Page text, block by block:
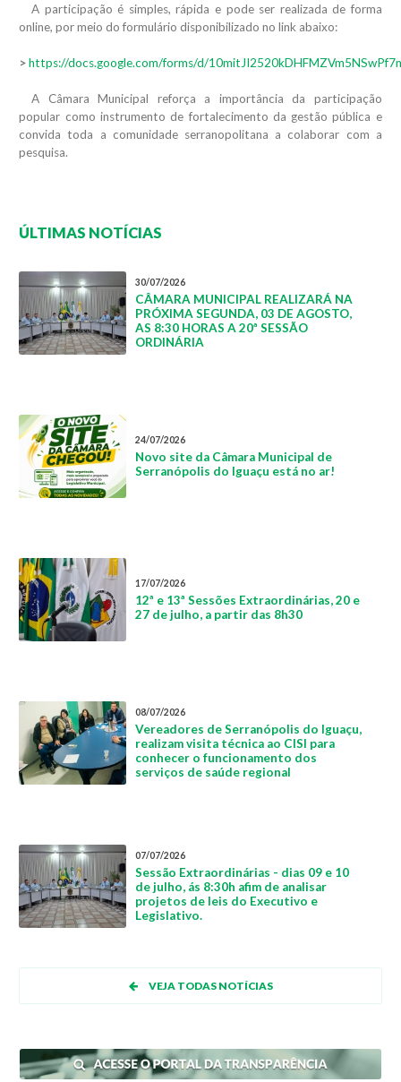
A participação é simples, rápida e pode ser realizada de forma
online, por meio do formulário disponibilizado no link abaixo:
> https://docs.google.com/forms/d/
A Câmara Municipal reforça a importância da participação
popular como instrumento de fortalecimento da gestão pública e
convida toda a comunidade serranopolitana a colaborar com a
pesquisa.
ÚLTIMAS NOTÍCIAS
30/07/2026
CÂMARA MUNICIPAL REALIZARÁ NA
PRÓXIMA SEGUNDA, 03 DE AGOSTO,
AS 8:30 HORAS A 20ª SESSÃO
ORDINÁRIA
24/07/2026
Novo site da Câmara Municipal de
Serranópolis do Iguaçu está no ar!
17/07/2026
12ª e 13ª Sessões Extraordinárias, 20 e
27 de julho, a partir das 8h30
08/07/2026
Vereadores de Serranópolis do Iguaçu,
realizam visita técnica ao CISI para
conhecer o funcionamento dos
serviços de saúde regional
07/07/2026
Sessão Extraordinárias - dias 09 e 10
de julho, ás 8:30h afim de analisar
projetos de leis do Executivo e
Legislativo.
VEJA TODAS NOTÍCIAS